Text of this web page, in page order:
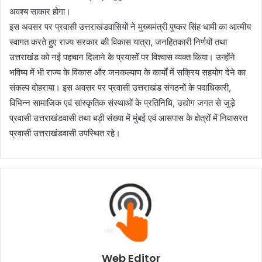
अवश्य साकार होगा।
इस अवसर पर प्रवासी उत्तराखंडवासियों ने मुख्यमंत्री पुष्कर सिंह धामी का आत्मीय
स्वागत करते हुए राज्य सरकार की विकास यात्रा, जनहितकारी निर्णयों तथा
उत्तराखंड को नई पहचान दिलाने के प्रयासों पर विश्वास व्यक्त किया। उन्होंने
भविष्य में भी राज्य के विकास और जनकल्याण के कार्यों में सक्रिय सहयोग देने का
संकल्प दोहराया। इस अवसर पर प्रवासी उत्तराखंड संगठनों के पदाधिकारी,
विभिन्न सामाजिक एवं सांस्कृतिक संस्थाओं के प्रतिनिधि, उद्योग जगत से जुड़े
प्रवासी उत्तराखंडवासी तथा बड़ी संख्या में मुंबई एवं आसपास के क्षेत्रों में निवासरत
प्रवासी उत्तराखंडवासी उपस्थित रहे।
Web Editor